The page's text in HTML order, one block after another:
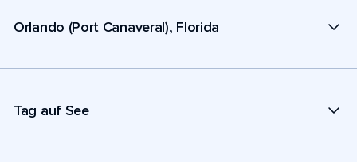
Orlando (Port Canaveral), Florida
Tag auf See